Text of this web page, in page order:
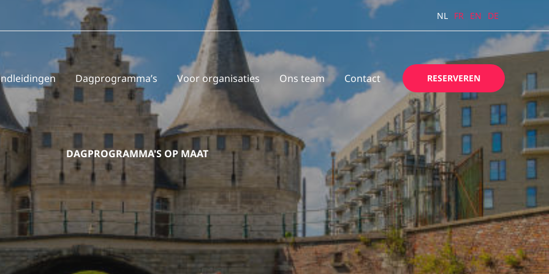
NL FR EN DE
Dagprogramma’s Voor organisaties Ons team Contact RESERVEREN
DAGPROGRAMMA'S OP MAAT